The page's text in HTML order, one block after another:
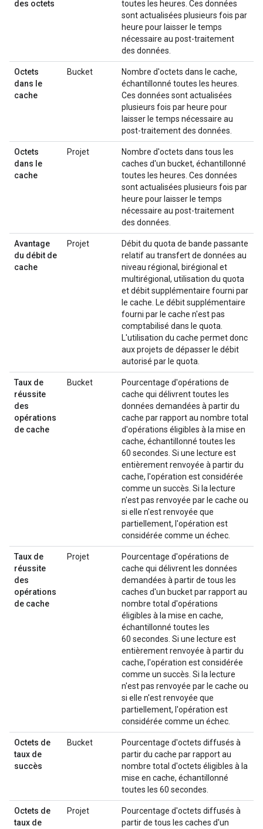
des octets
toutes les heures. Ces données
sont actualisées plusieurs fois par
heure pour laisser le temps
nécessaire au post-traitement
des données.
Octets
dans le
cache
Bucket
Nombre d'octets dans le cache,
échantillonné toutes les heures.
Ces données sont actualisées
plusieurs fois par heure pour
laisser le temps nécessaire au
post-traitement des données.
Octets
dans le
cache
Projet
Nombre d'octets dans tous les
caches d'un bucket, échantillonné
toutes les heures. Ces données
sont actualisées plusieurs fois par
heure pour laisser le temps
nécessaire au post-traitement
des données.
Avantage
du débit de
cache
Projet
Débit du quota de bande passante
relatif au transfert de données au
niveau régional, birégional et
multirégional, utilisation du quota
et débit supplémentaire fourni par
le cache. Le débit supplémentaire
fourni par le cache n'est pas
comptabilisé dans le quota.
L'utilisation du cache permet donc
aux projets de dépasser le débit
autorisé par le quota.
Taux de
réussite
des
opérations
de cache
Bucket
Pourcentage d'opérations de
cache qui délivrent toutes les
données demandées à partir du
cache par rapport au nombre total
d'opérations éligibles à la mise en
cache, échantillonné toutes les
60 secondes. Si une lecture est
entièrement renvoyée à partir du
cache, l'opération est considérée
comme un succès. Si la lecture
n'est pas renvoyée par le cache ou
si elle n'est renvoyée que
partiellement, l'opération est
considérée comme un échec.
Taux de
réussite
des
opérations
de cache
Projet
Pourcentage d'opérations de
cache qui délivrent les données
demandées à partir de tous les
caches d'un bucket par rapport au
nombre total d'opérations
éligibles à la mise en cache,
échantillonné toutes les
60 secondes. Si une lecture est
entièrement renvoyée à partir du
cache, l'opération est considérée
comme un succès. Si la lecture
n'est pas renvoyée par le cache ou
si elle n'est renvoyée que
partiellement, l'opération est
considérée comme un échec.
Octets de
taux de
succès
Bucket
Pourcentage d'octets diffusés à
partir du cache par rapport au
nombre total d'octets éligibles à la
mise en cache, échantillonné
toutes les 60 secondes.
Octets de
taux de
Projet
Pourcentage d'octets diffusés à
partir de tous les caches d'un